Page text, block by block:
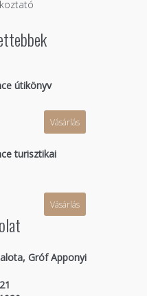
útikönyv
Vásárlás
turisztikai
Vásárlás
Gróf Apponyi